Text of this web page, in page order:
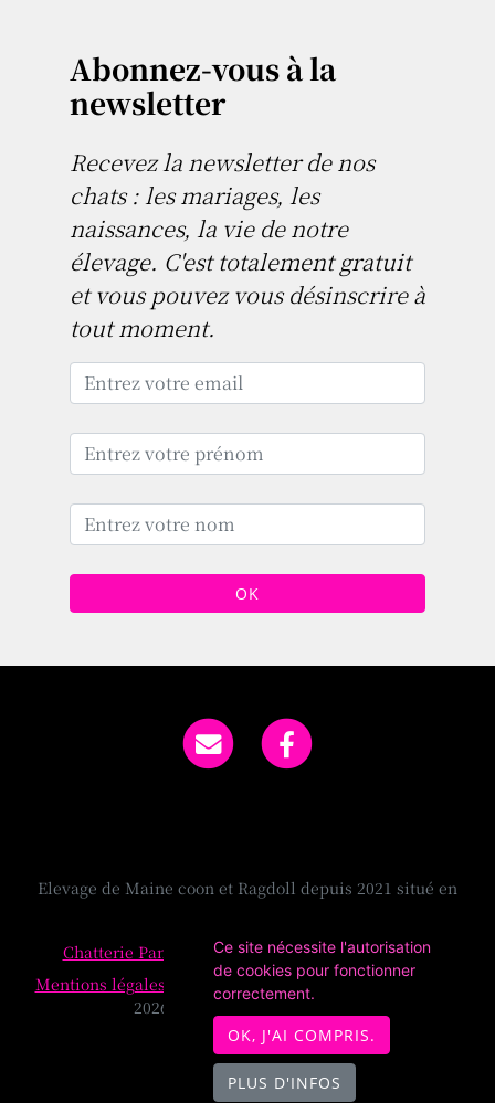
Abonnez-vous à la
newsletter
Recevez la newsletter de nos
chats : les mariages, les
naissances, la vie de notre
élevage. C'est totalement gratuit
et vous pouvez vous désinscrire à
tout moment.
OK
Elevage de Maine coon et Ragdoll depuis 2021 situé en
Chatterie Pandemoniumsurchat-et-chaton.com
Mentions légales - Copyright© Chatterie Pandemonium
2026 - Site créé avecWeBreed
Ce site nécessite l'autorisation
de cookies pour fonctionner
correctement.
OK, J'AI COMPRIS.
PLUS D'INFOS